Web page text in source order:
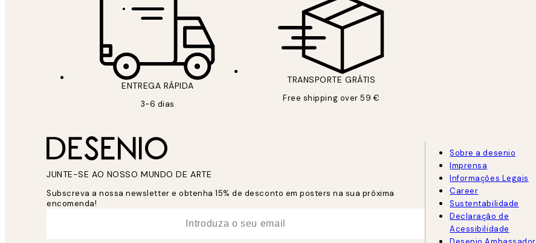
ENTREGA RÁPIDA
3-6 dias
TRANSPORTE GRÁTIS
Free shipping over 59 €
JUNTE-SE AO NOSSO MUNDO DE ARTE
Subscreva a nossa newsletter e obtenha 15% de desconto em posters na sua próxima
encomenda!
Sobre a desenio
Imprensa
Informações Legais
Career
Sustentabilidade
Declaração de
Acessibilidade